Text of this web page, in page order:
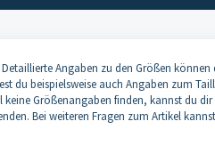
Angaben zu den Größen können
du beispielsweise auch Angaben zum
Größenangaben finden, kannst du
Bei weiteren Fragen zum Artikel